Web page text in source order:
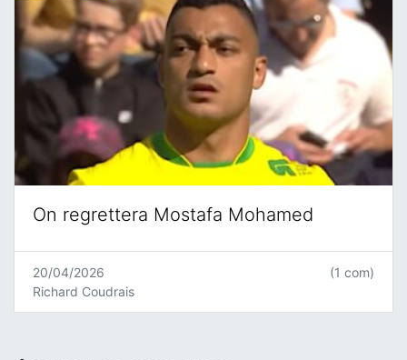
On regrettera Mostafa Mohamed
20/04/2026
Richard Coudrais
(1 com)